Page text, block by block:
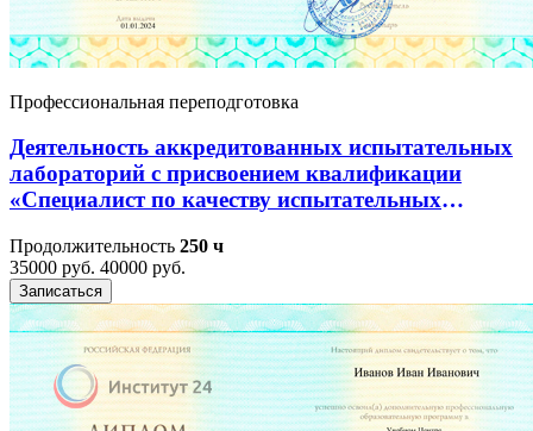
Профессиональная переподготовка
Деятельность аккредитованных испытательных
лабораторий с присвоением квалификации
«Специалист по качеству испытательных
Продолжительность 250 ч
35000 руб. 40000 руб.
Записаться